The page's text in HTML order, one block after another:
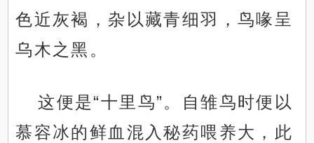
色近灰褐，杂以藏青细羽，鸟喙呈
乌木之黑。
这便是“十里鸟”。自雏鸟时便以
慕容冰的鲜血混入秘药喂养大，此